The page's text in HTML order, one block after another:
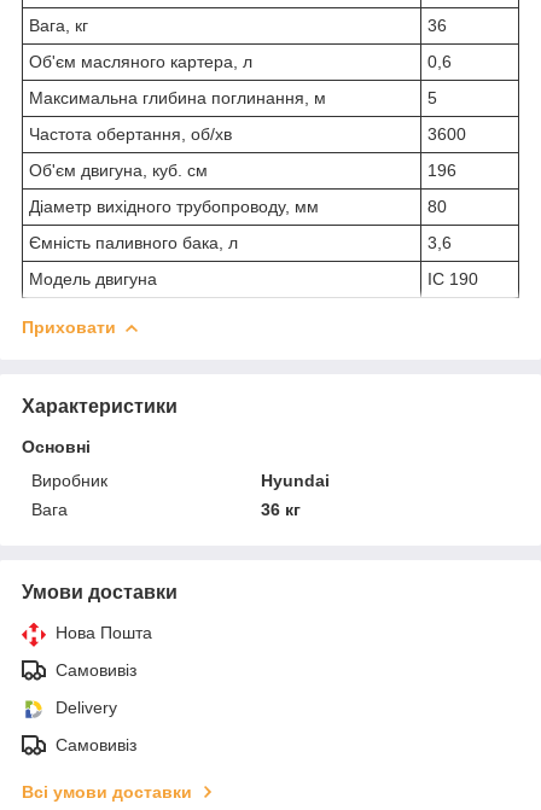
Вага, кг
36
Об'єм масляного картера, л
0,6
Максимальна глибина поглинання, м
5
Частота обертання, об/хв
3600
Об'єм двигуна, куб. см
196
Діаметр вихідного трубопроводу, мм
80
Ємність паливного бака, л
3,6
Модель двигуна
IC 190
Приховати
Характеристики
Основні
Виробник
Hyundai
Вага
36 кг
Умови доставки
Нова Пошта
Самовивіз
Delivery
Самовивіз
Всі умови доставки